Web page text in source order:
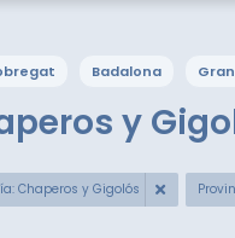
Badalona
y
Chaperos y Gigolós